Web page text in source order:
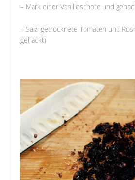
– Mark einer Vanilleschote und
– Salz, getrocknete Tomaten und
gehackt)